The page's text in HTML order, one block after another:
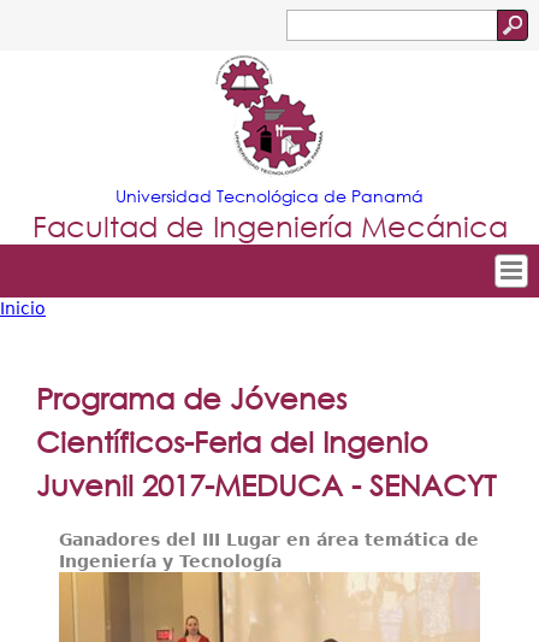
Jump to navigation
de
búsqueda
Universidad Tecnológica de Panamá
Facultad de Ingeniería Mecánica
Tropical
Principal
Departamentos
Oferta Académica
Escuela Aviación
Secretarías
Investigación+D+i
está
aquí
Inicio
Programa de Jóvenes
Científicos-Feria del Ingenio
Juvenil 2017-MEDUCA - SENACYT
Ganadores del III Lugar en área temática de
Ingeniería y Tecnología